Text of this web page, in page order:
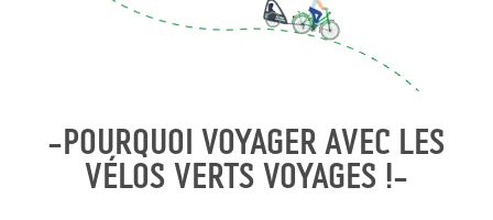
-POURQUOI VOYAGER AVEC LES
VÉLOS VERTS VOYAGES !-